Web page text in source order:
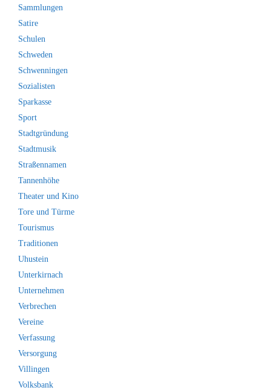
Sammlungen
Satire
Schulen
Schweden
Schwenningen
Sozialisten
Sparkasse
Sport
Stadtgründung
Stadtmusik
Straßennamen
Tannenhöhe
Theater und Kino
Tore und Türme
Tourismus
Traditionen
Uhustein
Unterkirnach
Unternehmen
Verbrechen
Vereine
Verfassung
Versorgung
Villingen
Volksbank